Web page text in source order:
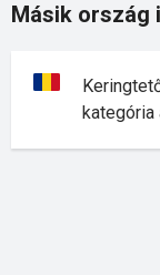
Másik ország
kategória